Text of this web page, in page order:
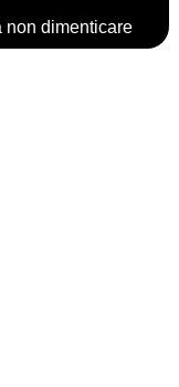
non dimenticare